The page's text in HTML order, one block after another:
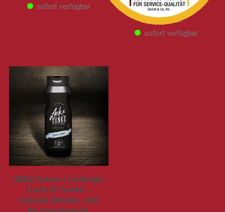
sofort verfügbar
Versandkommt
obendrauf.
sofort verfügbar
BBQ-Sauce | Ludwigs
Lack & Tunke -
Classic Smoke. Voll